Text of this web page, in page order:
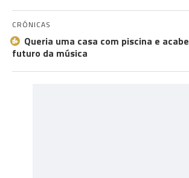
CRÓNICAS
Queria uma casa com piscina e
futuro da música